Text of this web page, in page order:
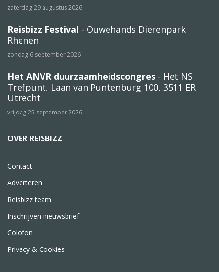
zaterdag 29 augustus 2026
Reisbizz Festival - Ouwehands Dierenpark
Rhenen
zondag 6 september 2026
Het ANVR duurzaamheidscongres - Het NS
Trefpunt, Laan van Puntenburg 100, 3511 ER
Utrecht
vrijdag 25 september 2026
OVER REISBIZZ
Contact
Adverteren
Reisbizz team
Inschrijven nieuwsbrief
Colofon
Privacy & Cookies